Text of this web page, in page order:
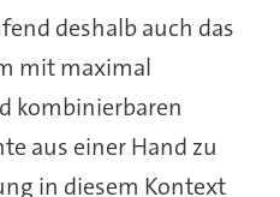
deshalb auch das
mit maximal
kombinierbaren
aus einer Hand zu
in diesem Kontext